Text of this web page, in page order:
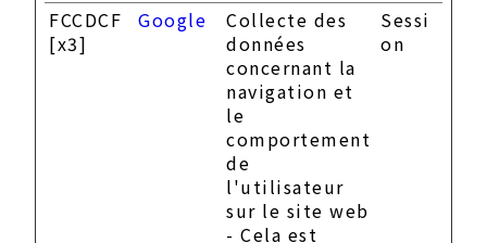
FCCDCF
[x3]
Google
Collecte des
données
concernant la
navigation et
le
comportement
de
l'utilisateur
sur le site web
- Cela est
Sessi
on